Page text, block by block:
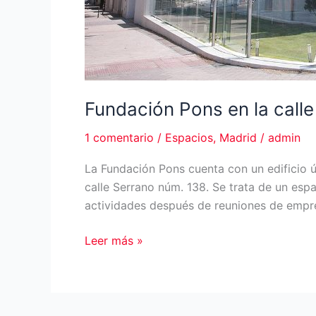
Fundación Pons en la
1 comentario / Espacios, Madrid / admin
La Fundación Pons cuenta con un edificio
calle Serrano núm. 138. Se trata de un
actividades después de reuniones de
Fundación
Leer más »